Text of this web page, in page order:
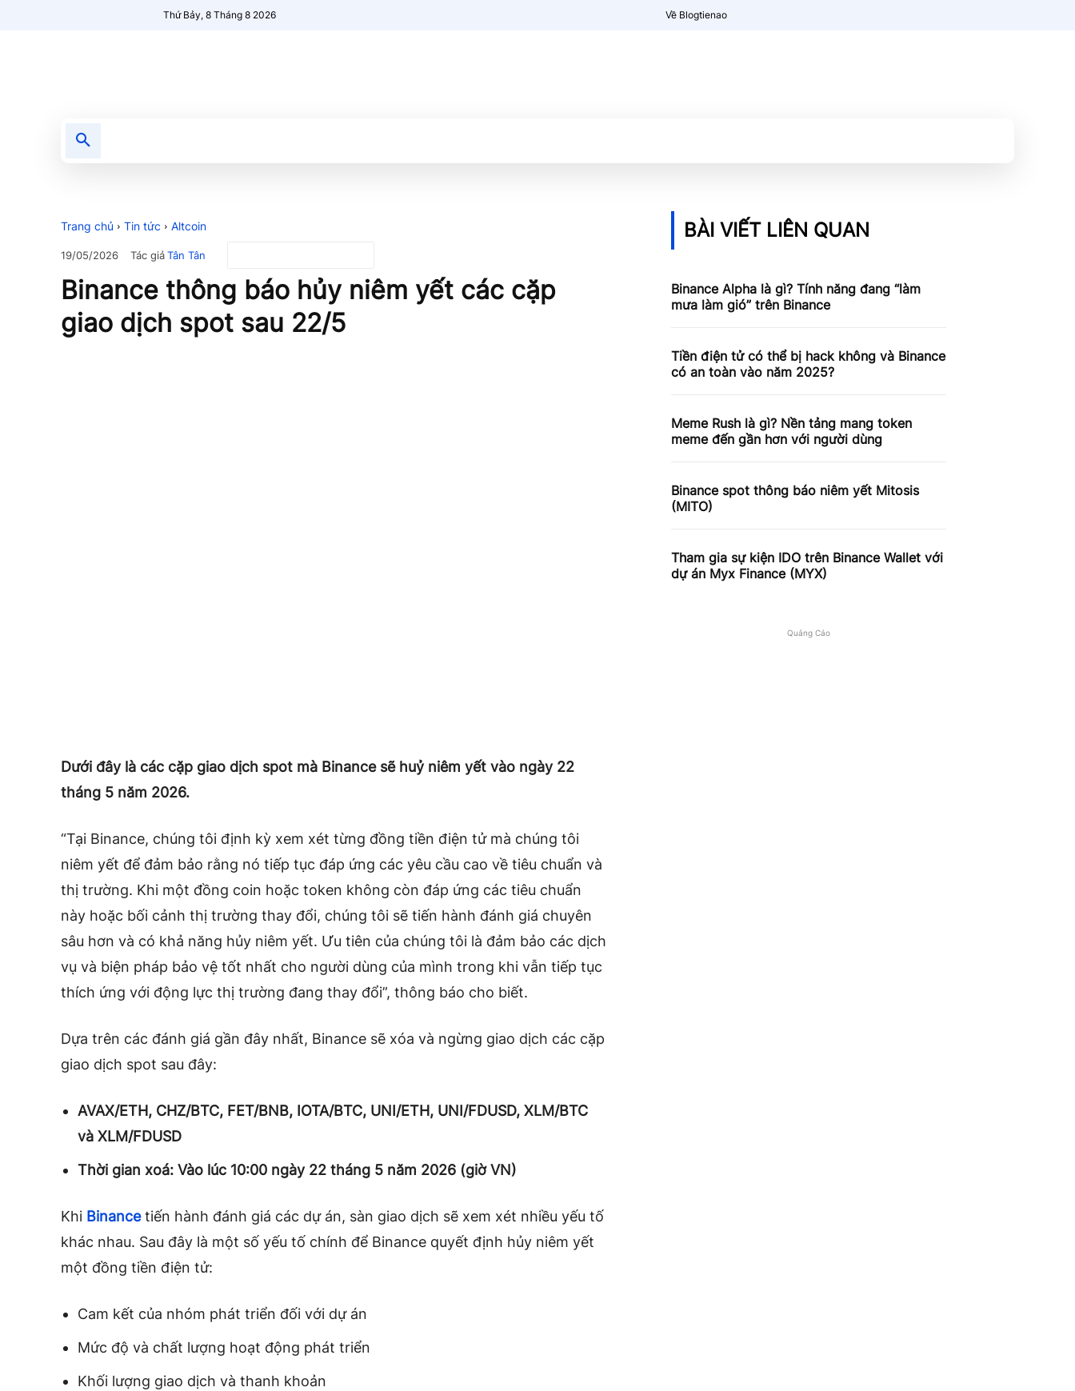
Thứ Bảy, 8 Tháng 8 2026 Về Blogtienao
Trang chủ Tin tức Altcoin
19/05/2026 Tác giảTân Tân
Binance thông báo hủy niêm yết các cặp
giao dịch spot sau 22/5
Dưới đây là các cặp giao dịch spot mà Binance sẽ huỷ niêm yết vào ngày 22
tháng 5 năm 2026.
“Tại Binance, chúng tôi định kỳ xem xét từng đồng tiền điện tử mà chúng tôi
niêm yết để đảm bảo rằng nó tiếp tục đáp ứng các yêu cầu cao về tiêu chuẩn và
thị trường. Khi một đồng coin hoặc token không còn đáp ứng các tiêu chuẩn
này hoặc bối cảnh thị trường thay đổi, chúng tôi sẽ tiến hành đánh giá chuyên
sâu hơn và có khả năng hủy niêm yết. Ưu tiên của chúng tôi là đảm bảo các dịch
vụ và biện pháp bảo vệ tốt nhất cho người dùng của mình trong khi vẫn tiếp tục
thích ứng với động lực thị trường đang thay đổi”, thông báo cho biết.
Dựa trên các đánh giá gần đây nhất, Binance sẽ xóa và ngừng giao dịch các cặp
giao dịch spot sau đây:
AVAX/ETH, CHZ/BTC, FET/BNB, IOTA/BTC, UNI/ETH, UNI/FDUSD, XLM/BTC
và XLM/FDUSD
Thời gian xoá: Vào lúc 10:00 ngày 22 tháng 5 năm 2026 (giờ VN)
Khi Binancetiến hành đánh giá các dự án, sàn giao dịch sẽ xem xét nhiều yếu tố
khác nhau. Sau đây là một số yếu tố chính để Binance quyết định hủy niêm yết
một đồng tiền điện tử:
Cam kết của nhóm phát triển đối với dự án
Mức độ và chất lượng hoạt động phát triển
Khối lượng giao dịch và thanh khoản
BÀI VIẾT LIÊN QUAN
Binance Alpha là gì? Tính năng đang “làm
mưa làm gió” trên Binance
Tiền điện tử có thể bị hack không và Binance
có an toàn vào năm 2025?
Meme Rush là gì? Nền tảng mang token
meme đến gần hơn với người dùng
Binance spot thông báo niêm yết Mitosis
(MITO)
Tham gia sự kiện IDO trên Binance Wallet với
dự án Myx Finance (MYX)
Quảng Cáo